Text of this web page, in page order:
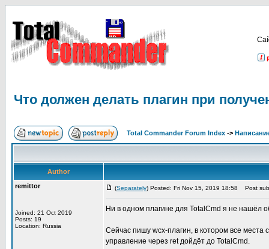
Что должен делать плагин при
Total Commander Forum Index ->
Author
remittor
Joined: 21 Oct 2019
Posts: 19
Location: Russia
(Separately) Posted: Fri Nov 15, 2019 18:58 Post
Ни в одном плагине для TotalCmd я не нашёл
Сейчас пишу wcx-плагин, в котором все
управление через ret дойдёт до TotalCmd.